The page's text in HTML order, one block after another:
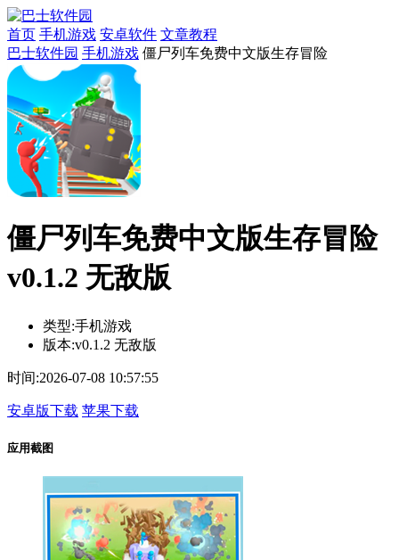
首页 手机游戏 安卓软件 文章教程
巴士软件园 手机游戏 僵尸列车免费中文版生存冒险
僵尸列车免费中文版生存冒险
v0.1.2 无敌版
类型:手机游戏
版本:v0.1.2 无敌版
时间:2026-07-08 10:57:55
安卓版下载 苹果下载
应用截图